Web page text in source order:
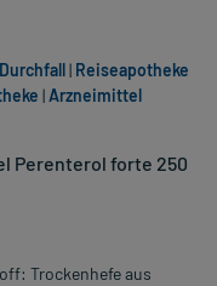
Perenterol forte 250
Trockenhefe aus
| Reiseapotheke
|Arzneimittel